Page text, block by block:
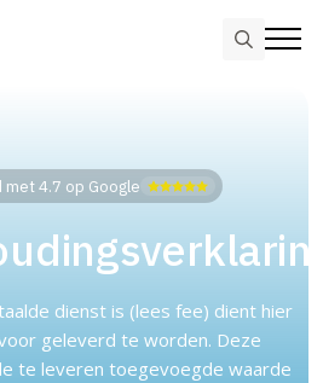
4.7 op Google
dienst is (lees fee) dient hier
geleverd te worden. Deze
te leveren toegevoegde waarde